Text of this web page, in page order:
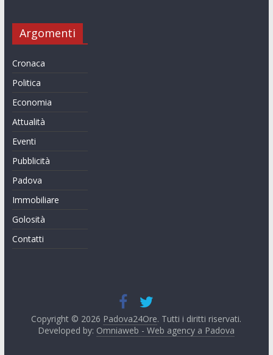
Argomenti
Cronaca
Politica
Economia
Attualità
Eventi
Pubblicità
Padova
Immobiliare
Golosità
Contatti
Copyright © 2026 Padova24Ore. Tutti i diritti riservati.
Developed by: Omniaweb - Web agency a Padova